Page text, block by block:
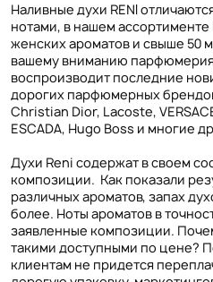
Наливные духи RENI
нотами, в нашем ассортименте
женских ароматов и свыше 50
вашему вниманию
воспроизводит последние
дорогих парфюмерных
Christian Dior, Lacoste,
ESCADA, Hugo Boss и многие
Духи Reni содержат в своем
композиции. Как показали
различных ароматов, запах
более. Ноты ароматов в
заявленные композиции.
такими доступными по цене?
клиентам не придется